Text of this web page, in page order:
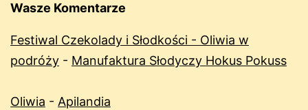
Wasze Komentarze
Festiwal Czekolady i Słodkości - Oliwia w
podróży - Manufaktura Słodyczy Hokus Pokuss
Oliwia - Apilandia